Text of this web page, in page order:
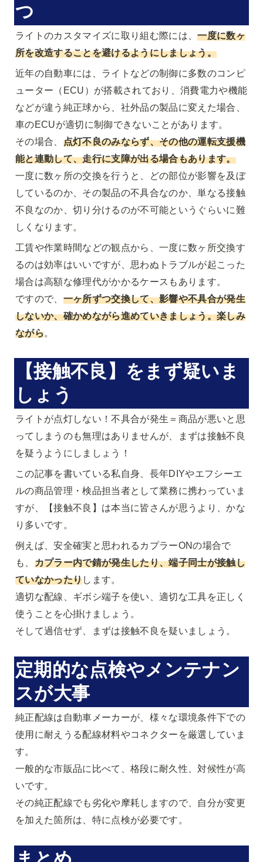
つ
ライトのカスタマイズに取り組む際には、一度に数ヶ
所を改造することを避けるようにしましょう。
近年の自動車には、ライトなどの制御に多数のコンピ
ューター（ECU）が搭載されており、消費電力や機能
などが違う純正球から、社外品の製品に変えた場合、
車のECUが適切に制御できないことがあります。
その場合、 点灯不良のみならず、その他の運転支援機
能と連動して、走行に支障が出る場合もあります。
一度に数ヶ所の交換を行うと、どの部位が影響を及ぼ
しているのか、その製品の不具合なのか、単なる接触
不良なのか、切り分けるのが不可能というぐらいに難
しくなります。
工賃や作業時間などの観点から、一度に数ヶ所交換す
るのは効率はいいですが、思わぬトラブルが起こった
場合は高額な修理代がかかるケースもあります。
ですので、 一ヶ所ずつ交換して、影響や不具合が発生
しないか、確かめながら進めていきましょう。楽しみ
ながら
【接触不良】をまず疑いま
しょう
ライトが点灯しない！不具合が発生＝商品が悪いと思
ってしまうのも無理はありませんが、まずは接触不良
を疑うようにしましょう！
この記事を書いている私自身、長年DIYやエフシーエ
ルの商品管理・検品担当者として業務に携わっていま
すが、【接触不良】は本当に皆さんが思うより、かな
り多いです。
例えば、安全確実と思われるカプラーONの場合で
も、 カプラー内で錆が発生したり、端子同士が接触し
ていなかったりします。
適切な配線、ギボシ端子を使い、適切な工具を正しく
使うことを心掛けましょう。
そして過信せず、まずは接触不良を疑いましょう。
定期的な点検やメンテナン
スが大事
純正配線は自動車メーカーが、様々な環境条件下での
使用に耐えうる配線材料やコネクターを厳選していま
す。
一般的な市販品に比べて、格段に耐久性、対候性が高
いです。
その純正配線でも劣化や摩耗しますので、自分が変更
を加えた箇所は、特に点検が必要です。